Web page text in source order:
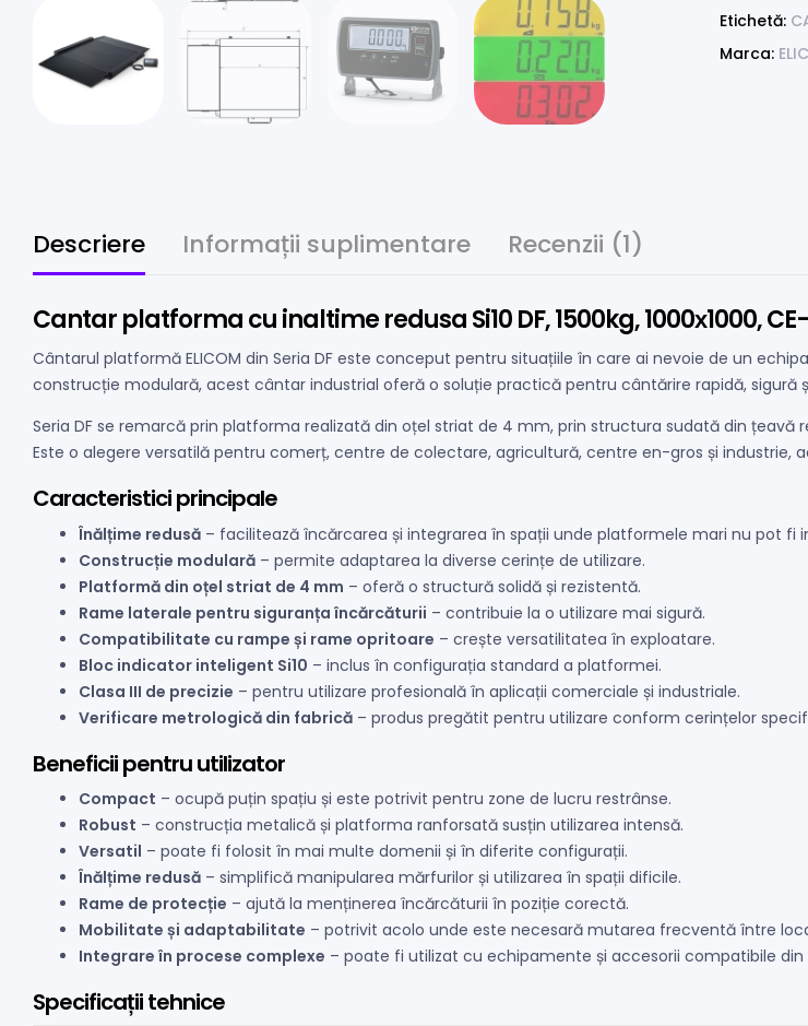
Etichetă:
Marca:
Descriere Informații suplimentare Recenzii (1)
Cantar platforma cu inaltime redusa Si10 DF, 1500kg, 1000х1000,
Cântarul platformă ELICOM din Seria DF este conceput pentru situațiile în care ai nevoie de un
construcție modulară, acest cântar industrial oferă o soluție practică pentru cântărire rapidă, sigură
Seria DF se remarcă prin platforma realizată din oțel striat de 4 mm, prin structura sudată din
Este o alegere versatilă pentru comerț, centre de colectare, agricultură, centre en-gros și
Caracteristici principale
Înălțime redusă – facilitează încărcarea și integrarea în spații unde platformele mari nu pot fi
Construcție modulară – permite adaptarea la diverse cerințe de utilizare.
Platformă din oțel striat de 4 mm – oferă o structură solidă și rezistentă.
Rame laterale pentru siguranța încărcăturii – contribuie la o utilizare mai sigură.
Compatibilitate cu rampe și rame opritoare – crește versatilitatea în exploatare.
Bloc indicator inteligent Si10 – inclus în configurația standard a platformei.
Clasa III de precizie – pentru utilizare profesională în aplicații comerciale și industriale.
Verificare metrologică din fabrică – produs pregătit pentru utilizare conform cerințelor
Beneficii pentru utilizator
Compact – ocupă puțin spațiu și este potrivit pentru zone de lucru restrânse.
Robust – construcția metalică și platforma ranforsată susțin utilizarea intensă.
Versatil – poate fi folosit în mai multe domenii și în diferite configurații.
Înălțime redusă – simplifică manipularea mărfurilor și utilizarea în spații dificile.
Rame de protecție – ajută la menținerea încărcăturii în poziție corectă.
Mobilitate și adaptabilitate – potrivit acolo unde este necesară mutarea frecventă între
Integrare în procese complexe – poate fi utilizat cu echipamente și accesorii compatibile din
Specificații tehnice